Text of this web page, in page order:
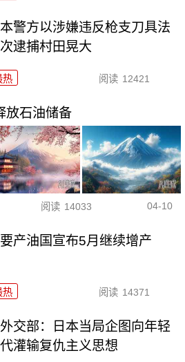
警方以涉嫌违反枪支刀具法
逮捕村田晃大
热 阅读 12421
放石油储备
阅读 14033 04-10
产油国宣布5月继续增产
热 阅读 14371
交部：日本当局企图向年轻
灌输复仇主义思想